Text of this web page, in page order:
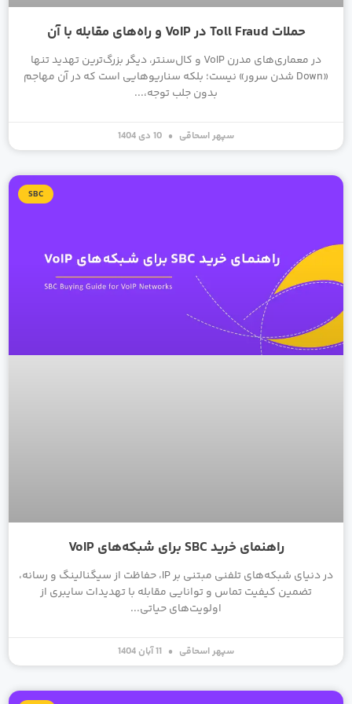
حملات Toll Fraud در VoIP و راه‌های مقابله با آن
در معماری‌های مدرن VoIP و کال‌سنتر، دیگر بزرگ‌ترین تهدید تنها
«Down شدن سرور» نیست؛ بلکه سناریوهایی است که در آن مهاجم
بدون جلب توجه،
سپهر اسحاقی
SBC
راهنمای خرید SBC برای شبکه‌های VoIP
در دنیای شبکه‌های تلفنی مبتنی بر IP، حفاظت از سیگنالینگ و رسانه،
تضمین کیفیت تماس و توانایی مقابله با تهدیدات سایبری از
اولویت‌های حیاتی
سپهر اسحاقی